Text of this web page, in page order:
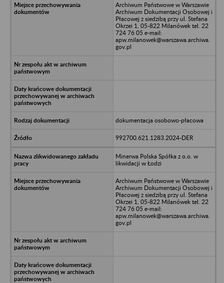
Archiwum Państwowe w Warszawie
Archiwum Dokumentacji Osobowej i
Płacowej z siedzibą przy ul. Stefana
Okrzei 1, 05-822 Milanówek tel. 22
724 76 05 e-mail:
apw.milanowek@warszawa.archiwa.
gov.pl
dokumentacja osobowo-płacowa
992700.621.1283.2024-DER
Minerwa Polska Spółka z o.o. w
likwidacji w Łodzi
Archiwum Państwowe w Warszawie
Archiwum Dokumentacji Osobowej i
Płacowej z siedzibą przy ul. Stefana
Okrzei 1, 05-822 Milanówek tel. 22
724 76 05 e-mail:
apw.milanowek@warszawa.archiwa.
gov.pl